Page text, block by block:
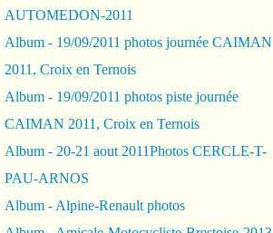
AUTOMEDON-2011
Album - 19/09/2011 photos journée CAIMAN
2011, Croix en Ternois
Album - 19/09/2011 photos piste journée
CAIMAN 2011, Croix en Ternois
Album - 20-21 aout 2011Photos CERCLE-T-
PAU-ARNOS
Album - Alpine-Renault photos